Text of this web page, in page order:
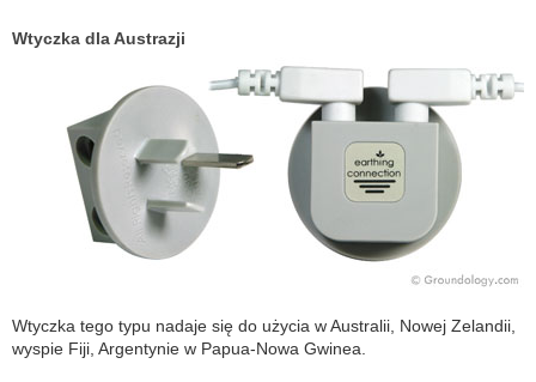
Wtyczka dla Austrazji
Wtyczka tego typu nadaje się do użycia w Australii, Nowej Zelandii,
wyspie Fiji, Argentynie w Papua-Nowa Gwinea.